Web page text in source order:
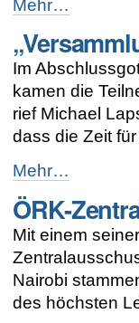
bekräftigt
Engagement
der
Kirchen
für
Gerechtigkeit
und
Frieden
Mehr…
Im
kamen die
rief Michael
dass die Zeit
„Versammlung
war
inspirierende
Erfahrung
für
mich“
Mehr…
ÖRK-
Mit einem
Nairobi
des höchsten